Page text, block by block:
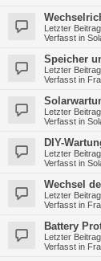
Letzter
Verfasst in
Speicher
Letzter
Verfasst in
Letzter
Verfasst in
DIY-
Letzter
Verfasst in
Wechsel
Letzter
Verfasst in
Battery
Letzter
Verfasst in